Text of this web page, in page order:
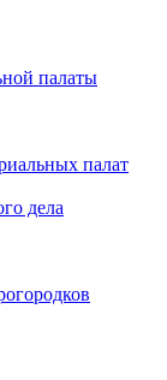
палаты
палат
дела